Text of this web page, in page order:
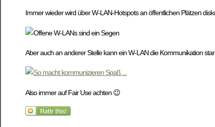
Immer wieder wird über W-LAN-Hotspots an öffentlichen Plätzen
Aber auch an anderer Stelle kann ein W-LAN die Kommunikation
Also immer auf Fair Use achten 😉